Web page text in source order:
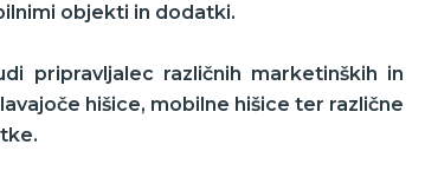
objekti in dodatki.
pripravljalec različnih marketinških in
hišice, mobilne hišice ter različne